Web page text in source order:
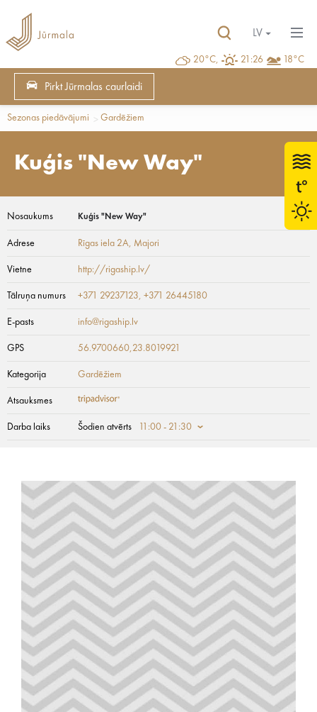
20°C, 21:26 18°C
LV
Pirkt Jūrmalas caurlaidi
Sezonas piedāvājumi Gardēžiem
Kuģis "New Way"
Nosaukums Kuģis "New Way"
Adrese Rīgas iela 2A, Majori
Vietne http://rigaship.lv/
Tālruņa numurs +371 29237123, +371 26445180
E-pasts info@rigaship.lv
GPS 56.9700660,23.8019921
Kategorija Gardēžiem
Atsauksmes
Darba laiks Šodien atvērts 11:00 - 21:30